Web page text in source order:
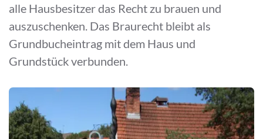
alle Hausbesitzer das Recht zu brauen und
auszuschenken. Das Braurecht bleibt als
Grundbucheintrag mit dem Haus und
Grundstück verbunden.